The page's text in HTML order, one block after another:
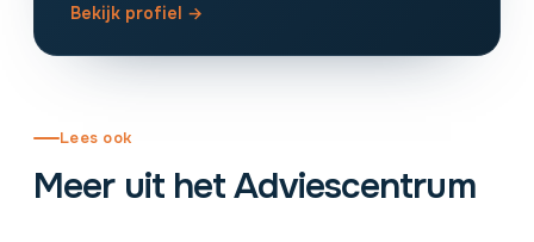
Bekijk profiel →
Lees ook
Meer uit het Adviescentrum